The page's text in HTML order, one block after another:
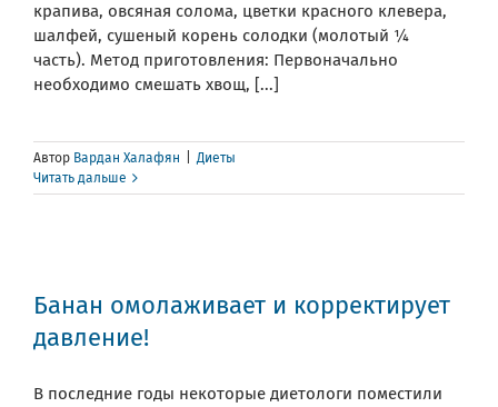
крапива, овсяная солома, цветки красного клевера,
шалфей, сушеный корень солодки (молотый ¼
часть). Метод приготовления: Первоначально
необходимо смешать хвощ, [...]
Автор Вардан Халафян
Диеты
Читать дальше
Банан омолаживает и корректирует
давление!
В последние годы некоторые диетологи поместили